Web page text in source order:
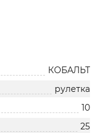
КОБАЛЬТ
рулетка
10
25